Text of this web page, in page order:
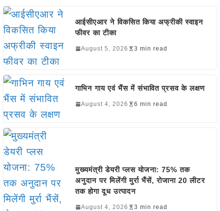
आईसीएआर ने विकसित किया अफ्रीकी स्वाइन
फीवर का टीका
August 5, 2026 3 min read
गाभिन गाय एवं भैंस में संभावित प्रसव के लक्षण
August 4, 2026 6 min read
मुख्यमंत्री डेयरी प्लस योजना: 75% तक
अनुदान पर मिलेंगी मुर्रा भैंसें, रोजाना 20 लीटर
तक होगा दूध उत्पादन
August 4, 2026 3 min read